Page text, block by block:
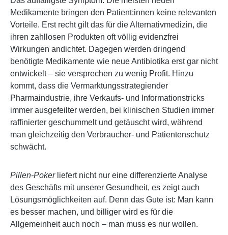
Medikamente bringen den Patient:innen keine relevanten
Vorteile. Erst recht gilt das für die Alternativmedizin, die
ihren zahllosen Produkten oft völlig evidenzfrei
Wirkungen andichtet. Dagegen werden dringend
benötigte Medikamente wie neue Antibiotika erst gar nicht
entwickelt – sie versprechen zu wenig Profit. Hinzu
kommt, dass die Vermarktungsstrategiender
Pharmaindustrie, ihre Verkaufs- und Informationstricks
immer ausgefeilter werden, bei klinischen Studien immer
raffinierter geschummelt und getäuscht wird, während
man gleichzeitig den Verbraucher- und Patientenschutz
schwächt.
Pillen-Pokerliefert nicht nur eine differenzierte Analyse
des Geschäfts mit unserer Gesundheit, es zeigt auch
Lösungsmöglichkeiten auf. Denn das Gute ist: Man kann
es besser machen, und billiger wird es für die
Allgemeinheit auch noch – man muss es nur wollen.